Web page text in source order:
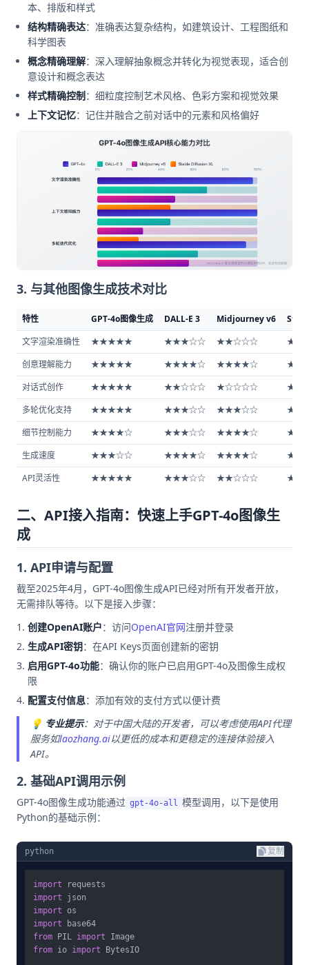
本、排版和样式
结构精确表达：准确表达复杂结构，如建筑设计、工程图纸和
科学图表
概念精确理解：深入理解抽象概念并转化为视觉表现，适合创
意设计和概念表达
样式精确控制 ：细粒度控制艺术风格、色彩方案和视觉效果
上下文记忆：记住并融合之前对话中的元素和风格偏好
3. 与其他图像生成技术对比
特性 GPT-4o图像生成 DALL-E 3 Midjourney v6
文字渲染准确性
★★★★★ ★★★☆☆ ★★☆☆☆
创意理解能力
★★★★★ ★★★★☆ ★★★★☆
对话式创作
★★★★★ ★★☆☆☆ ★☆☆☆☆
多轮优化支持
★★★★★ ★★★☆☆ ★★★☆☆
细节控制能力
★★★★☆ ★★★☆☆ ★★★★☆
生成速度
★★★☆☆ ★★★★☆ ★★★★☆
API灵活性
★★★★★ ★★★☆☆ ★★☆☆☆
二、API接入指南：快速上手GPT-4o图像生
成
1. API申请与配置
截至2025年4月，GPT-4o图像生成API已经对所有开发者开放，
无需排队等待。以下是接入步骤：
创建OpenAI账户：访问OpenAI官网注册并登录
生成API密钥：在API Keys页面创建新的密钥
启用GPT-4o功能：确认你的账户已启用GPT-4o及图像生成权
限
配置支付信息：添加有效的支付方式以便计费
💡 专业提示：对于中国大陆的开发者，可以考虑使用API代理
服务如laozhang.ai以更低的成本和更稳定的连接体验接入
API。
2. 基础API调用示例
GPT-4o图像生成功能通过 gpt-4o-all 模型调用，以下是使用
Python的基础示例：
python 复制
import
import
import
import
from PIL import
from io import BytesIO